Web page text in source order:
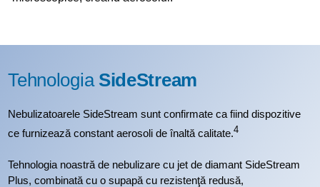
Tehnologia SideStream
Nebulizatoarele SideStream sunt confirmate ca fiind dispozitive
ce furnizează constant aerosoli de înaltă calitate.4
Tehnologia noastră de nebulizare cu jet de diamant SideStream
Plus, combinată cu o supapă cu rezistenţă redusă,